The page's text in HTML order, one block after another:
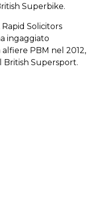
Superbike.
Solicitors
ingaggiato
PBM nel 2012,
British Supersport.